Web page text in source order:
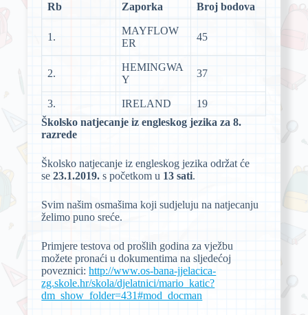
Rb Zaporka Broj bodova
1.
MAYFLOW
ER
45
2.
HEMINGWA
Y
37
3. IRELAND
19
Školsko natjecanje iz engleskog jezika za 8.
razrede
Školsko natjecanje iz engleskog jezika održat će
se23.1.2019. s početkom u 13 sati.
Svim našim osmašima koji sudjeluju na natjecanju
želimo puno sreće.
Primjere testova od prošlih godina za vježbu
možete pronaći u dokumentima na sljedećoj
poveznici:http://www.os-bana-jjelacica-
zg.skole.hr/skola/djelatnici/mario_katic?
dm_show_folder=431#mod_docman